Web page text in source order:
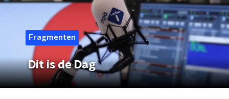
Fragmenten
Dit is de Dag